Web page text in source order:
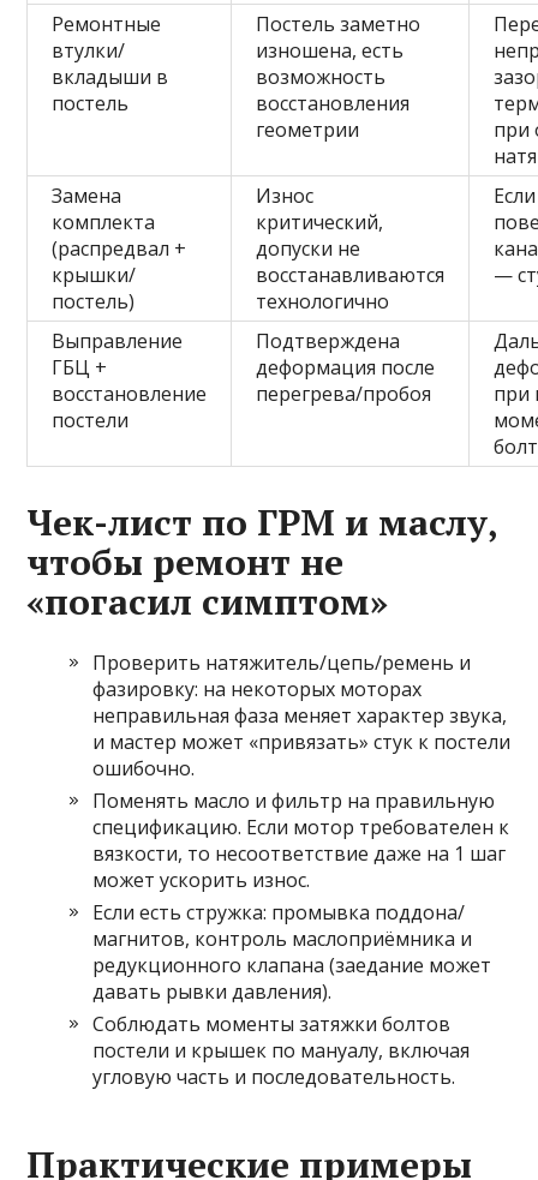
Ремонтные
втулки/
вкладыши в
постель
Постель заметно
изношена, есть
возможность
восстановления
геометрии
при
Замена
комплекта
(распредвал +
крышки/
постель)
Износ
критический,
допуски не
восстанавливаются
технологично
—
Выправление
ГБЦ +
восстановление
постели
Подтверждена
деформация после
перегрева/пробоя
при
Чек-лист по ГРМ и маслу,
чтобы ремонт не
«погасил симптом»
Проверить натяжитель/цепь/ремень и
фазировку: на некоторых моторах
неправильная фаза меняет характер звука,
и мастер может «привязать» стук к постели
ошибочно.
Поменять масло и фильтр на правильную
спецификацию. Если мотор требователен к
вязкости, то несоответствие даже на 1 шаг
может ускорить износ.
Если есть стружка: промывка поддона/
магнитов, контроль маслоприёмника и
редукционного клапана (заедание может
давать рывки давления).
Соблюдать моменты затяжки болтов
постели и крышек по мануалу, включая
угловую часть и последовательность.
Практические примеры